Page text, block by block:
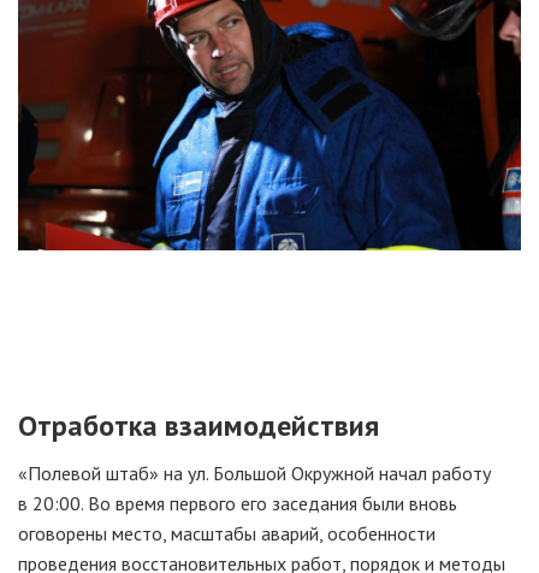
Отработка взаимодействия
«Полевой штаб» на ул. Большой Окружной начал работу
в 20:00. Во время первого его заседания были вновь
оговорены место, масштабы аварий, особенности
проведения восстановительных работ, порядок и методы